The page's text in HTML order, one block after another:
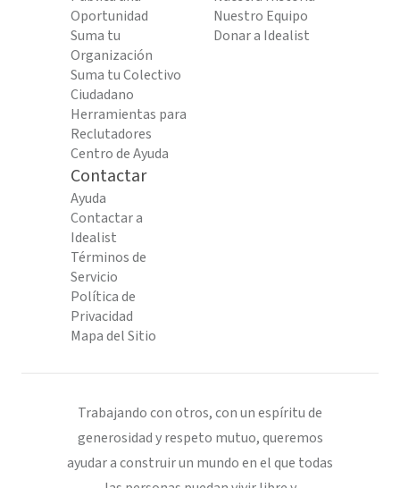
Oportunidad
Suma tu
Organización
Suma tu Colectivo
Ciudadano
Herramientas para
Reclutadores
Centro de Ayuda
Nuestro Equipo
Donar a Idealist
Contactar
Ayuda
Contactar a
Idealist
Términos de
Servicio
Política de
Privacidad
Mapa del Sitio
Trabajando con otros, con un espíritu de
generosidad y respeto mutuo, queremos
ayudar a construir un mundo en el que todas